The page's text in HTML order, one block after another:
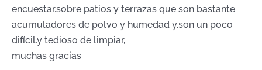
encuestar.sobre patios y terrazas que son bastante
acumuladores de polvo y humedad y.son un poco
difícil.y tedioso de limpiar,
muchas gracias